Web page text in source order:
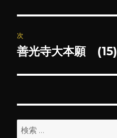
ビ
ゲ
ー
ン
投
稿:
次
次
投
善光寺大本願 (15)
検